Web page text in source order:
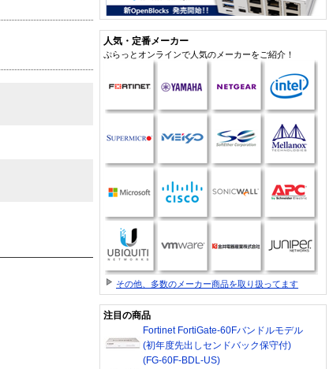
人気・定番メーカー
ぷらっとオンラインで人気のメーカーをご紹介！
その他、多数のメーカー商品を取り扱ってます
注目の商品
Fortinet FortiGate-60Fバンドルモデル
(初年度先出しセンドバック保守付)
(FG-60F-BDL-US)